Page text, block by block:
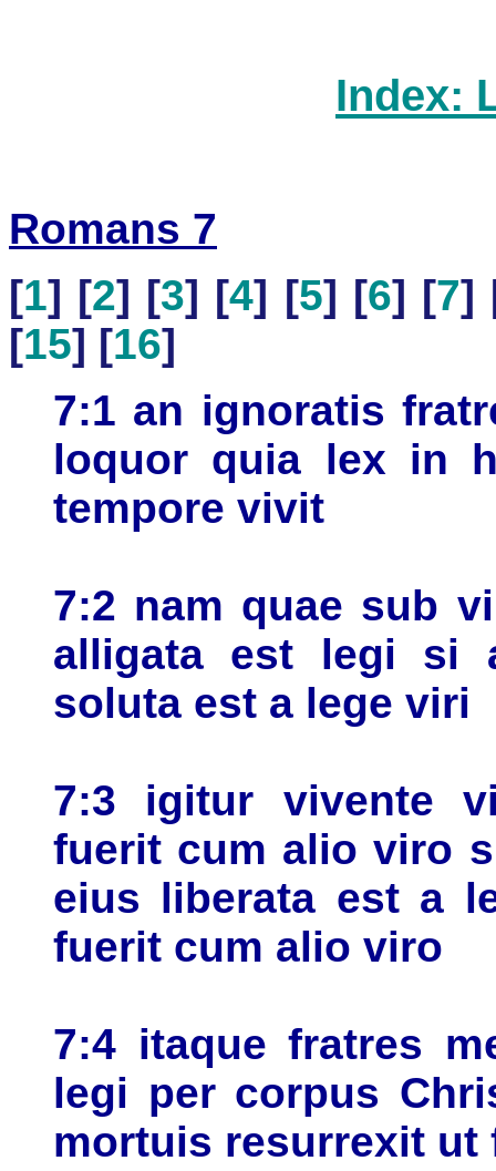
Index:
Romans 7
[1] [2] [3] [4] [5] [6] [7]
[15] [16]
7:1 an ignoratis
loquor quia lex in
tempore vivit
7:2 nam quae sub
alligata est legi si
soluta est a lege viri
7:3 igitur vivente
fuerit cum alio viro
eius liberata est a
fuerit cum alio viro
7:4 itaque fratres
legi per corpus
mortuis resurrexit ut